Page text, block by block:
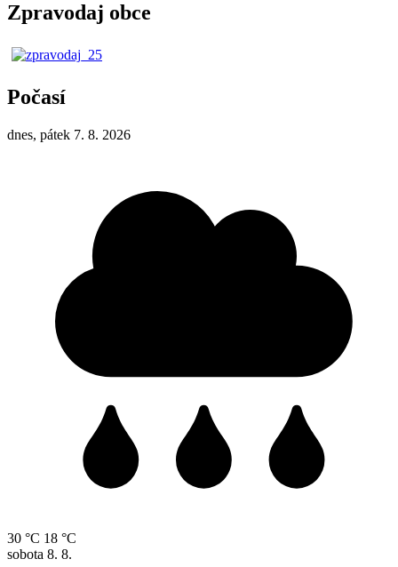
Zpravodaj obce
Počasí
dnes, pátek 7. 8. 2026
30 °C 18 °C
sobota 8. 8.